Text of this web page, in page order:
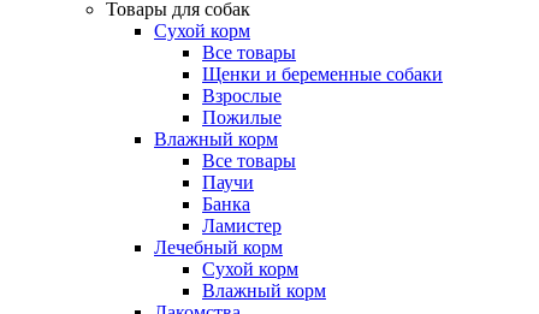
Товары для собак
Сухой корм
Все товары
Щенки и беременные собаки
Взрослые
Пожилые
Влажный корм
Все товары
Паучи
Банка
Ламистер
Лечебный корм
Сухой корм
Влажный корм